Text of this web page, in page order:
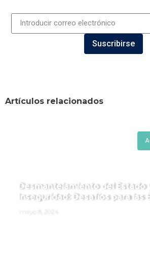
Suscribirse
Artículos relacionados
Desmantelamiento del Estado
Inseguridad: Desafíos para las